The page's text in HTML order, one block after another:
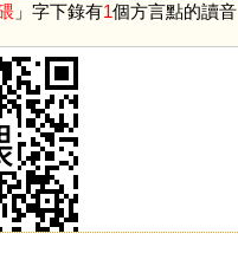
」字下錄有1個方言點的讀音